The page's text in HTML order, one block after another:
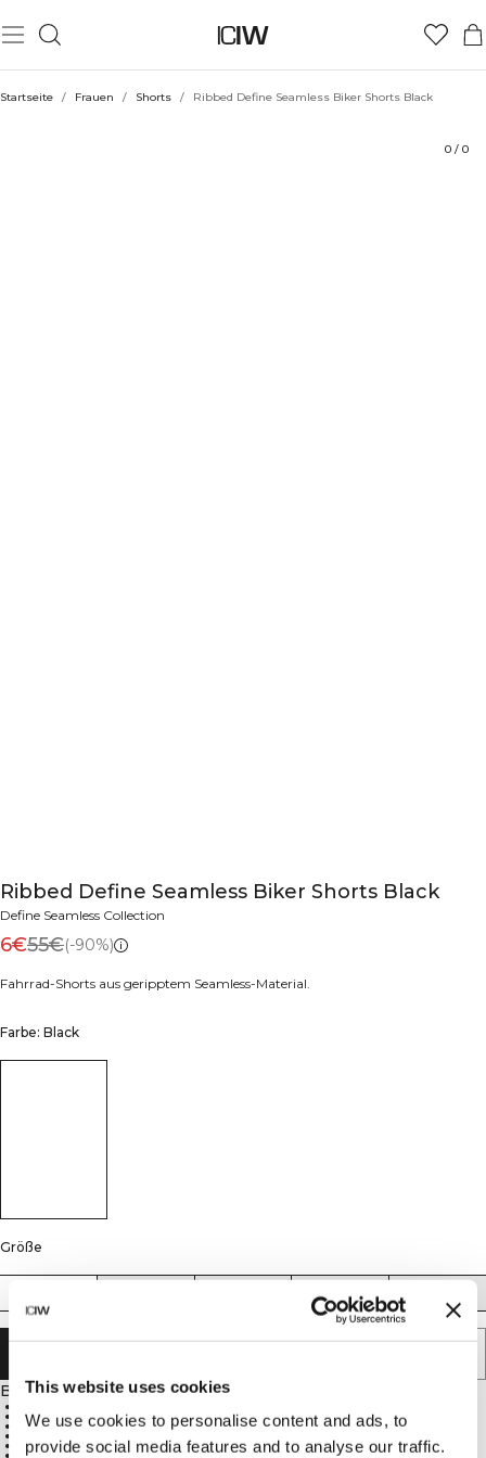
This website uses cookies
We use cookies to personalise content and ads, to
provide social media features and to analyse our traffic.
Startseite / Frauen / Shorts / Ribbed Define Seamless Biker Shorts Black
0 / 0
Ribbed Define Seamless Biker Shorts Black
Define Seamless Collection
6€55€(-90%)
Fahrrad-Shorts aus geripptem Seamless-Material.
Farbe: Black
Größe
L
Beschreibung
Weiches, dehnbares und anschmiegsames Seamless-Gewebe
SWEATTECH™ für verbesserte Performance
20 cm Schrittlänge